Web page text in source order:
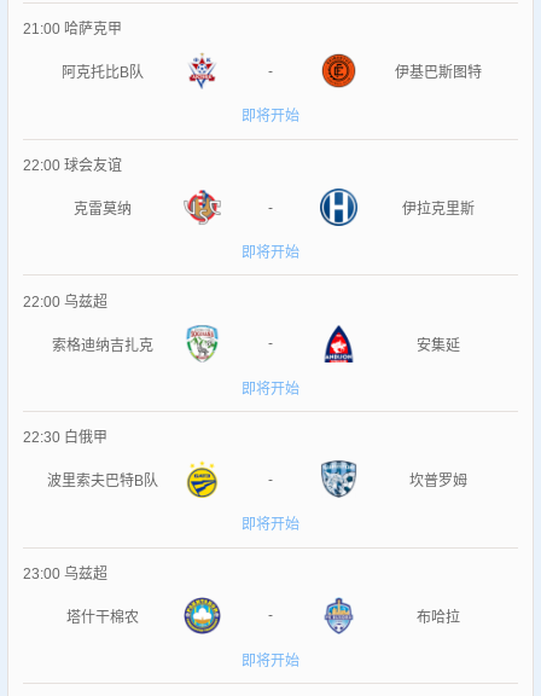
21:00 哈萨克甲
阿克托比B队 - 伊基巴斯图特
即将开始
22:00 球会友谊
克雷莫纳 - 伊拉克里斯
即将开始
22:00 乌兹超
索格迪纳吉扎克 - 安集延
即将开始
22:30 白俄甲
波里索夫巴特B队 - 坎普罗姆
即将开始
23:00 乌兹超
塔什干棉农 - 布哈拉
即将开始